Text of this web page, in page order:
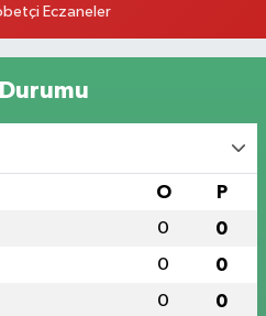
Eczaneler
O P
0 0
0 0
0 0